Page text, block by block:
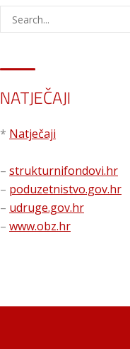
NATJEČAJI
* Natječaji
– strukturnifondovi.hr
– poduzetnistvo.gov.hr
– udruge.gov.hr
– www.obz.hr